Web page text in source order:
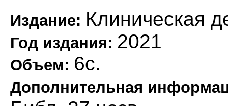
Издание: Клиническая
Год издания: 2021
Объем: 6с.
Дополнительная